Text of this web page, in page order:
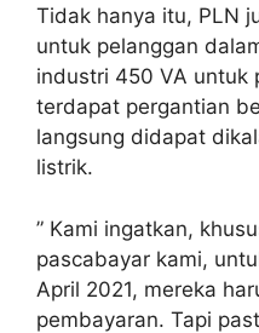
Tidak hanya itu, PLN
untuk pelanggan
industri 450 VA untuk
terdapat pergantian
langsung didapat
listrik.
” Kami ingatkan,
pascabayar kami,
April 2021, mereka
pembayaran. Tapi